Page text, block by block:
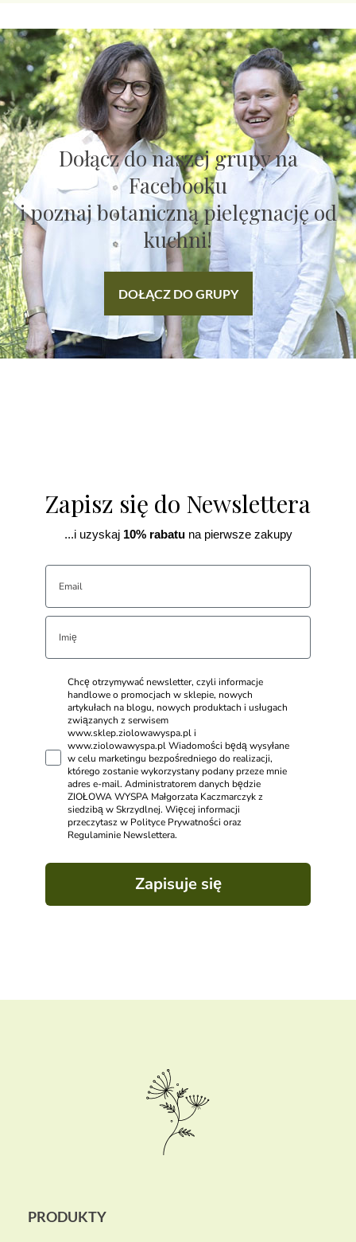
Dołącz do naszej grupy na
Facebooku
i poznaj botaniczną pielęgnację od
kuchni!
DOŁĄCZ DO GRUPY
Zapisz się do Newslettera
...i uzyskaj10% rabatuna pierwsze zakupy
Chcę otrzymywać newsletter, czyli informacje
handlowe o promocjach w sklepie, nowych
artykułach na blogu, nowych produktach i usługach
związanych z serwisem
www.sklep.ziolowawyspa.pl i
www.ziolowawyspa.pl Wiadomości będą wysyłane
w celu marketingu bezpośredniego do realizacji,
którego zostanie wykorzystany podany przeze mnie
adres e-mail. Administratorem danych będzie
ZIOŁOWA WYSPA Małgorzata Kaczmarczyk z
siedzibą w Skrzydlnej. Więcej informacji
przeczytasz w Polityce Prywatności oraz
Regulaminie Newslettera.
Zapisuje się
PRODUKTY